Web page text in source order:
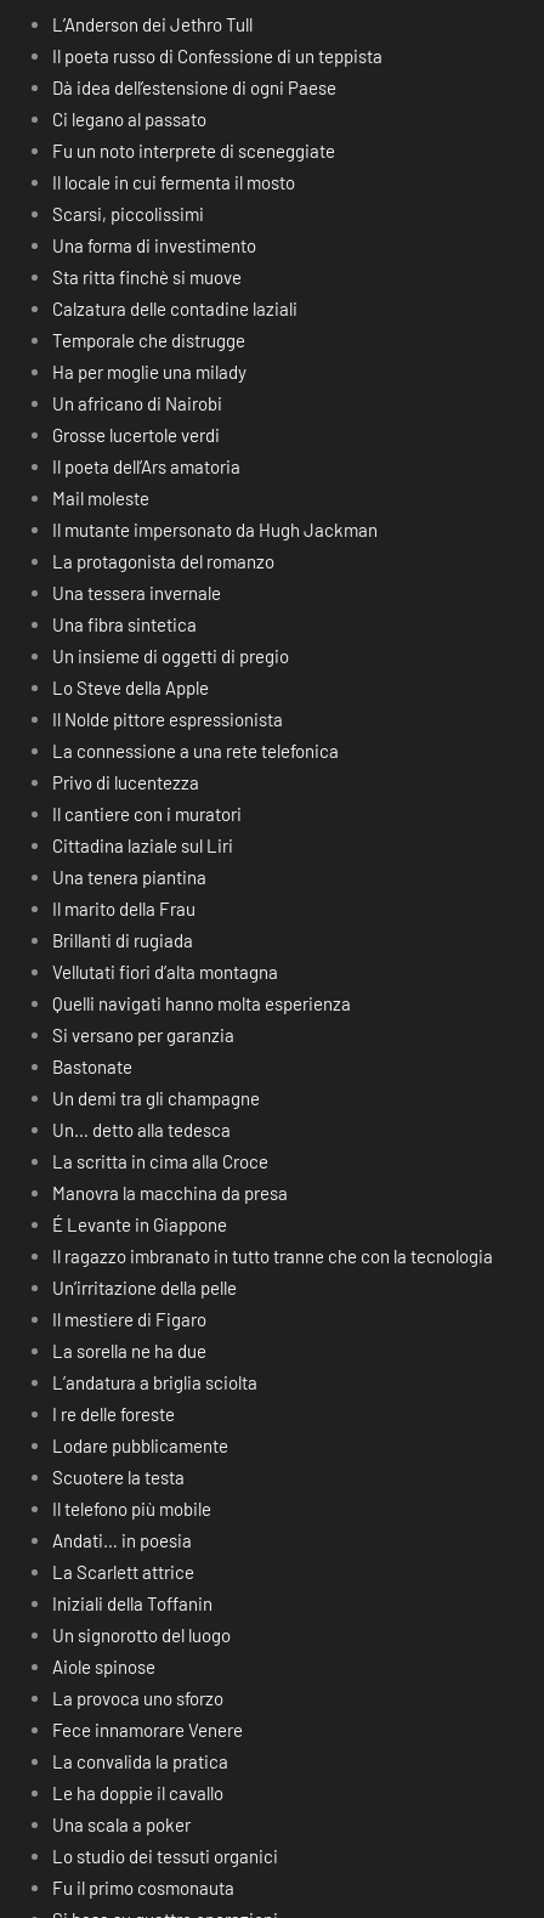
L’Anderson dei Jethro Tull
Il poeta russo di Confessione di un teppista
Dà idea dell’estensione di ogni Paese
Ci legano al passato
Fu un noto interprete di sceneggiate
Il locale in cui fermenta il mosto
Scarsi, piccolissimi
Una forma di investimento
Sta ritta finchè si muove
Calzatura delle contadine laziali
Temporale che distrugge
Ha per moglie una milady
Un africano di Nairobi
Grosse lucertole verdi
Il poeta dell’Ars amatoria
Mail moleste
Il mutante impersonato da Hugh Jackman
La protagonista del romanzo
Una tessera invernale
Una fibra sintetica
Un insieme di oggetti di pregio
Lo Steve della Apple
Il Nolde pittore espressionista
La connessione a una rete telefonica
Privo di lucentezza
Il cantiere con i muratori
Cittadina laziale sul Liri
Una tenera piantina
Il marito della Frau
Brillanti di rugiada
Vellutati fiori d’alta montagna
Quelli navigati hanno molta esperienza
Si versano per garanzia
Bastonate
Un demi tra gli champagne
Un… detto alla tedesca
La scritta in cima alla Croce
Manovra la macchina da presa
É Levante in Giappone
Il ragazzo imbranato in tutto tranne che con la tecnologia
Un’irritazione della pelle
Il mestiere di Figaro
La sorella ne ha due
L’andatura a briglia sciolta
I re delle foreste
Lodare pubblicamente
Scuotere la testa
Il telefono più mobile
Andati… in poesia
La Scarlett attrice
Iniziali della Toffanin
Un signorotto del luogo
Aiole spinose
La provoca uno sforzo
Fece innamorare Venere
La convalida la pratica
Le ha doppie il cavallo
Una scala a poker
Lo studio dei tessuti organici
Fu il primo cosmonauta